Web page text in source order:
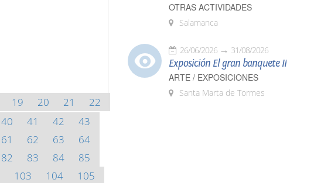
19 20 21
22
40 41 42
43
61 62 63
64
82 83 84
85
103 104
105
OTRAS ACTIVIDADES
Salamanca
26/06/2026 31/08/2026
Exposición El gran banquete II
ARTE / EXPOSICIONES
Santa Marta de Tormes